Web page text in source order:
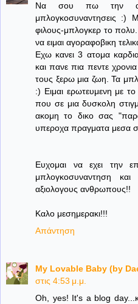
Να σου πω την
μπλογκοσυναντησεις :)
φιλους-μπλογκερ το
να ειμαι αγοραφοβικη
Εχω κανει 3 ατομα
και πανε πια πεντε
τους ξερω μια ζωη. Τα
:) Ειμαι ερωτευμενη με
που σε μια δυσκολη
ακομη το δικο σας
υπεροχα πραγματα μεσα
Ευχομαι να εχει την
μπλογκοσυναντηση
αξιολογους ανθρωπους!!
Καλο μεσημερακι!!!
Απάντηση
My Lovable Baby (by
στις 4:53 μ.μ.
Oh, yes! It's a blog